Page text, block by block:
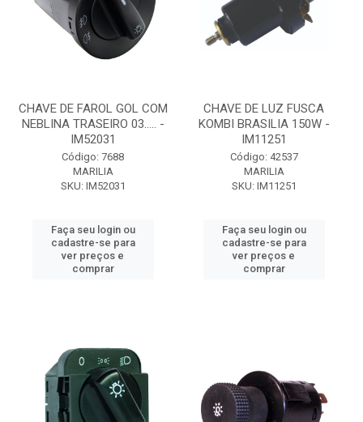
CHAVE DE FAROL GOL COM
NEBLINA TRASEIRO 03..... -
IM52031
Código: 7688
MARILIA
SKU: IM52031
Faça seu login ou
cadastre-se para
ver preços e
comprar
CHAVE DE LUZ FUSCA
KOMBI BRASILIA 150W -
IM11251
Código: 42537
MARILIA
SKU: IM11251
Faça seu login ou
cadastre-se para
ver preços e
comprar